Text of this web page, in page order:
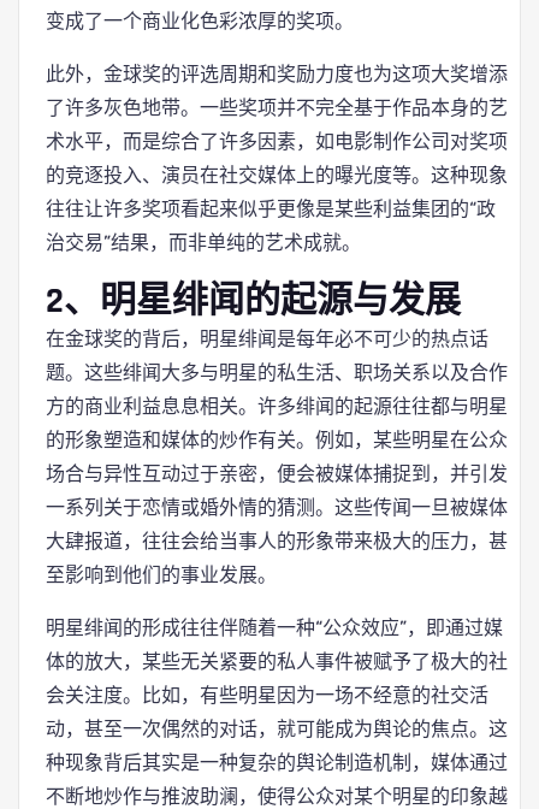
变成了一个商业化色彩浓厚的奖项。
此外，金球奖的评选周期和奖励力度也为这项大奖增添
了许多灰色地带。一些奖项并不完全基于作品本身的艺
术水平，而是综合了许多因素，如电影制作公司对奖项
的竞逐投入、演员在社交媒体上的曝光度等。这种现象
往往让许多奖项看起来似乎更像是某些利益集团的“政
治交易”结果，而非单纯的艺术成就。
2、明星绯闻的起源与发展
在金球奖的背后，明星绯闻是每年必不可少的热点话
题。这些绯闻大多与明星的私生活、职场关系以及合作
方的商业利益息息相关。许多绯闻的起源往往都与明星
的形象塑造和媒体的炒作有关。例如，某些明星在公众
场合与异性互动过于亲密，便会被媒体捕捉到，并引发
一系列关于恋情或婚外情的猜测。这些传闻一旦被媒体
大肆报道，往往会给当事人的形象带来极大的压力，甚
至影响到他们的事业发展。
明星绯闻的形成往往伴随着一种“公众效应”，即通过媒
体的放大，某些无关紧要的私人事件被赋予了极大的社
会关注度。比如，有些明星因为一场不经意的社交活
动，甚至一次偶然的对话，就可能成为舆论的焦点。这
种现象背后其实是一种复杂的舆论制造机制，媒体通过
不断地炒作与推波助澜，使得公众对某个明星的印象越